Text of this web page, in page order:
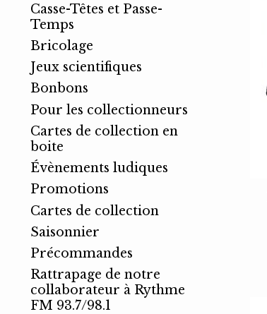
Casse-Têtes et Passe-
Temps
Bricolage
Jeux scientifiques
Bonbons
Pour les collectionneurs
Cartes de collection en
boite
Évènements ludiques
Promotions
Cartes de collection
Saisonnier
Précommandes
Rattrapage de notre
collaborateur à Rythme
FM 93.7/98.1